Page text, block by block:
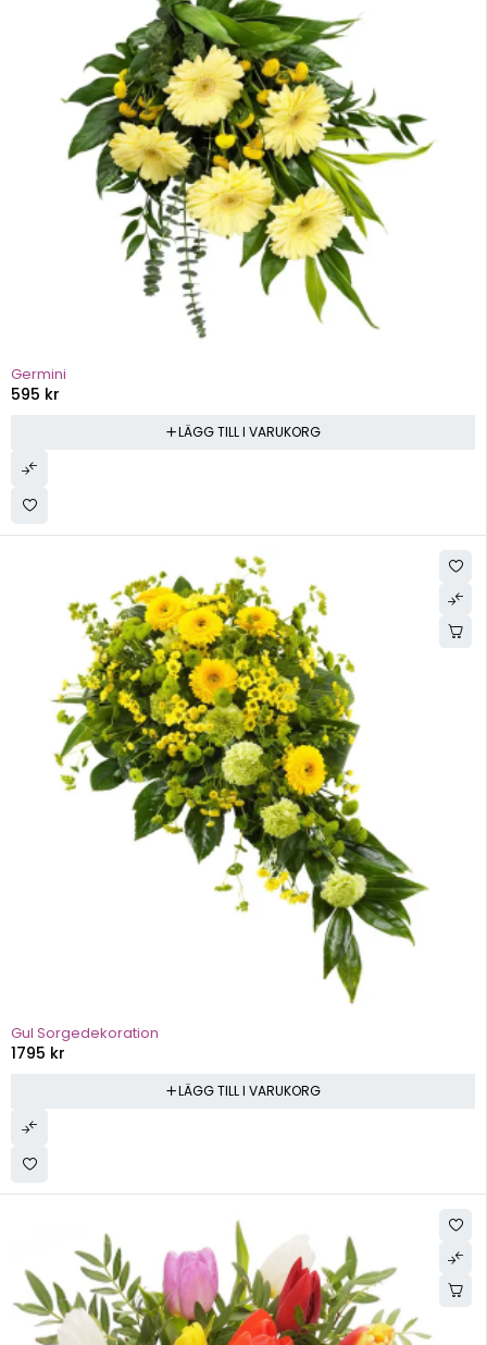
Germini
595 kr
LÄGG TILL I VARUKORG
Gul Sorgedekoration
1795 kr
LÄGG TILL I VARUKORG